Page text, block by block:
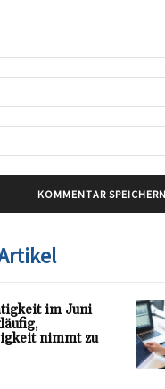
im Juni
nimmt zu